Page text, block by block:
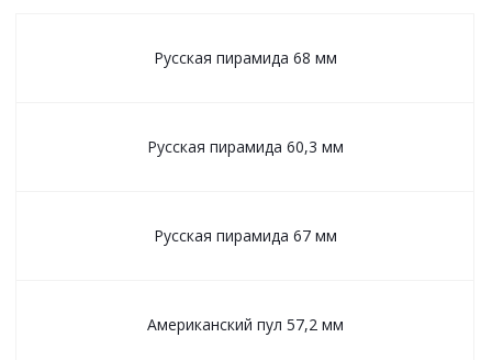
Русская пирамида 68 мм
Русская пирамида 60,3 мм
Русская пирамида 67 мм
Американский пул 57,2 мм